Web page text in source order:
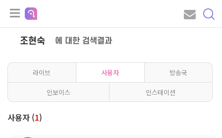
조현숙 에 대한 검색결과
라이브 사용자 방송국
인보이스 인스테이션
사용자 (1)